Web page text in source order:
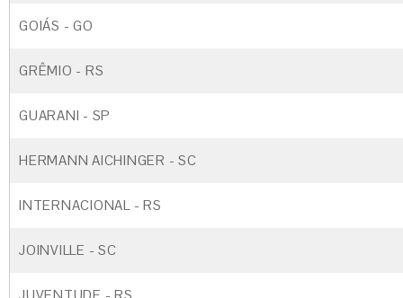
GOIÁS - GO
GRÊMIO - RS
GUARANI - SP
HERMANN AICHINGER - SC
INTERNACIONAL - RS
JOINVILLE - SC